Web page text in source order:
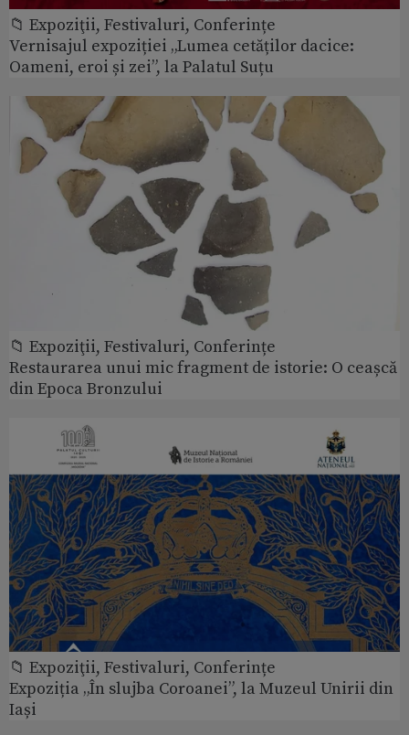
📁 Expoziţii, Festivaluri, Conferințe
Vernisajul expoziției „Lumea cetăților dacice:
Oameni, eroi și zei”, la Palatul Suțu
📁 Expoziţii, Festivaluri, Conferințe
Restaurarea unui mic fragment de istorie: O ceașcă
din Epoca Bronzului
📁 Expoziţii, Festivaluri, Conferințe
Expoziția „În slujba Coroanei”, la Muzeul Unirii din
Iași